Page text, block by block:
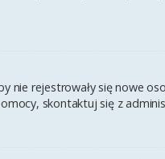
nie rejestrowały się nowe
skontaktuj się z